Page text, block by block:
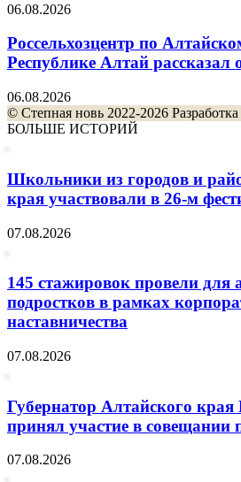
06.08.2026
Россельхозцентр по
Республике Алтай рассказал
06.08.2026
© Степная новь 2022-2026 Разработка
БОЛЬШЕ ИСТОРИЙ
Школьники из городов и
края участвовали в 26-м
07.08.2026
145 стажировок провели для
подростков в рамках
наставничества
07.08.2026
Губернатор Алтайского
принял участие в совещании
07.08.2026